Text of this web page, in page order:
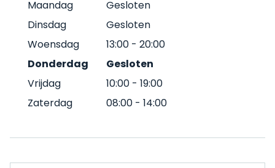
Maandag
Gesloten
Dinsdag
Gesloten
Woensdag
13:00 - 20:00
Donderdag
Gesloten
Vrijdag
10:00 - 19:00
Zaterdag
08:00 - 14:00